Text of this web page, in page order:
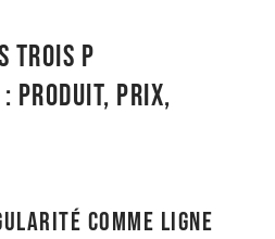
trois P
produit, prix,
comme ligne